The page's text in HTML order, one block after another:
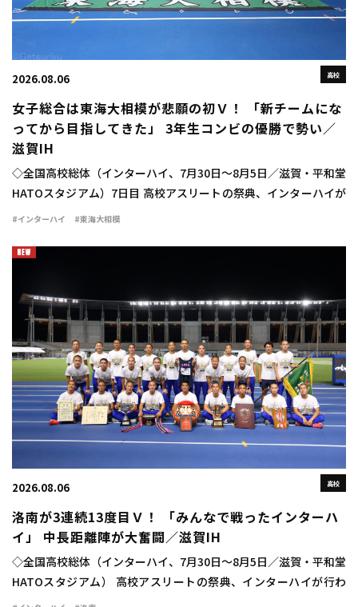
高校
2026.08.06
女子総合は東海大相模が悲願の初Ｖ！ 「新チームにな
ってから目指してきた」 3年生コンビの優勝で勢い／
滋賀IH
◇全国高校総体（インターハイ、7月30日～8月5日／滋賀・平和堂
HATOスタジアム）7日目 高校アスリートの祭典、インターハイが
行われ、女子学校対抗は東海大相模（神奈川）が33点を獲得し、
#インターハイ #東海大相模
高校
2026.08.06
洛南が3連続13度目Ｖ！ 「みんなで戦ったインターハ
イ」 中長距離陣が大奮闘／滋賀IH
◇全国高校総体（インターハイ、7月30日～8月5日／滋賀・平和堂
HATOスタジアム） 高校アスリートの祭典、インターハイが行わ
れ、学校対抗の男子は洛南（京都）が47点で3連覇を達成した。通